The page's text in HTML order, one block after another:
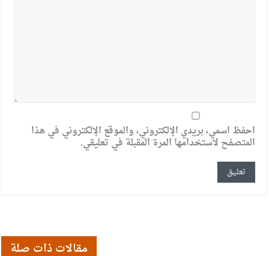
احفظ اسمي، بريدي الإلكتروني، والموقع الإلكتروني في هذا
المتصفح لاستخدامها المرة المقبلة في تعليقي.
مقالات ذات صلة